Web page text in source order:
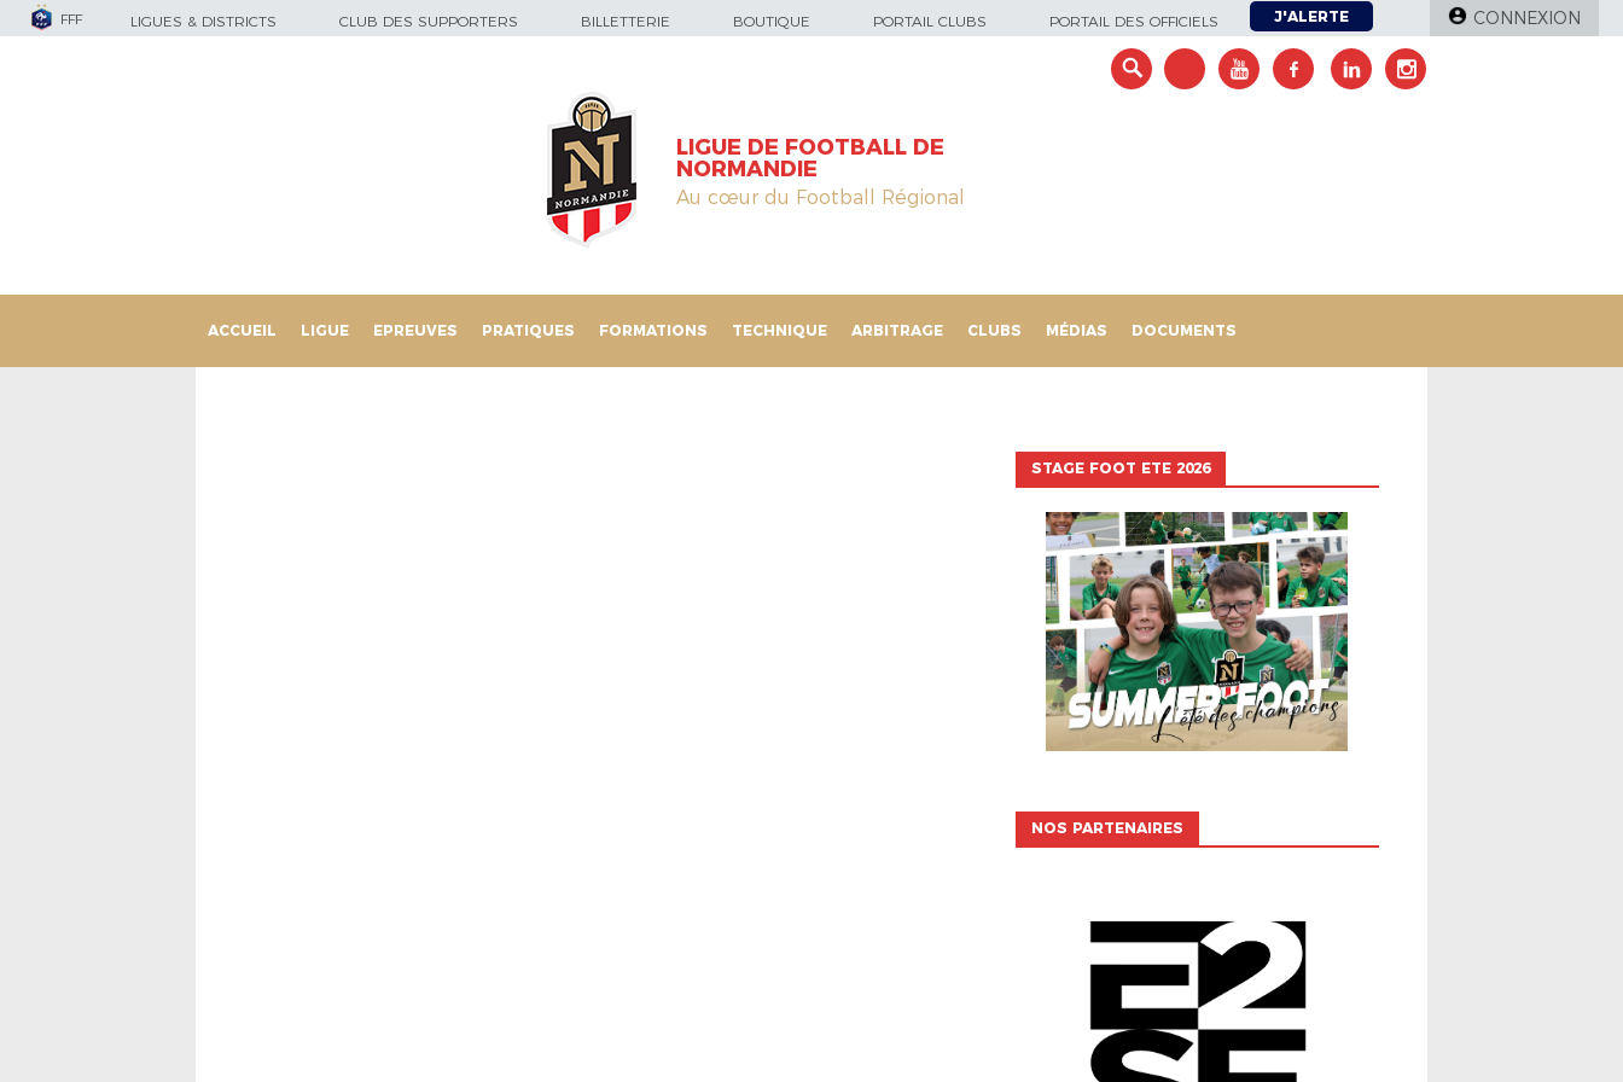
FFF LIGUES & DISTRICTS CLUB DES SUPPORTERS BILLETTERIE BOUTIQUE PORTAIL CLUBS PORTAIL DES OFFICIELS J'ALERTE CONNEXION
LIGUE DE FOOTBALL DE
NORMANDIE
Au cœur du Football Régional
ACCUEIL LIGUE EPREUVES PRATIQUES FORMATIONS TECHNIQUE ARBITRAGE CLUBS MÉDIAS DOCUMENTS
STAGE FOOT ETE 2026
NOS PARTENAIRES